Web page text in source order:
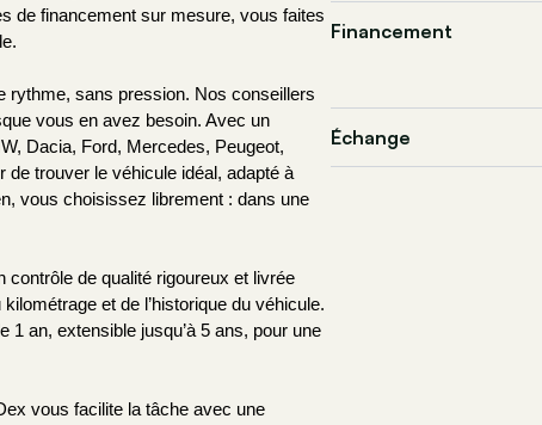
de financement sur mesure, vous faites
rythme, sans pression. Nos conseillers
vous en avez besoin. Avec un
Dacia, Ford, Mercedes, Peugeot,
de trouver le véhicule idéal, adapté à
vous choisissez librement : dans une
de qualité rigoureux et livrée
et de l’historique du véhicule.
1 an, extensible jusqu’à 5 ans, pour une
vous facilite la tâche avec une
Financement
Échange